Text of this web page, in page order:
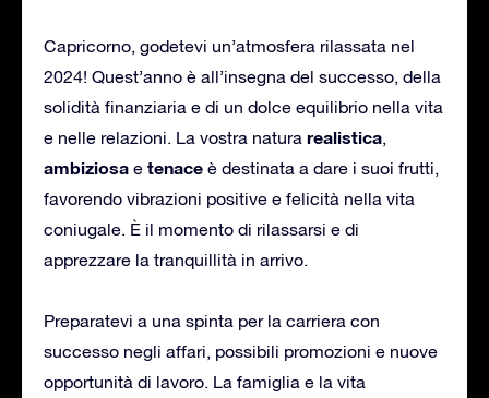
Capricorno, godetevi un’atmosfera rilassata nel
2024! Quest’anno è all’insegna del successo, della
solidità finanziaria e di un dolce equilibrio nella vita
e nelle relazioni. La vostra natura realistica,
ambiziosa e tenace è destinata a dare i suoi frutti,
favorendo vibrazioni positive e felicità nella vita
coniugale. È il momento di rilassarsi e di
apprezzare la tranquillità in arrivo.
Preparatevi a una spinta per la carriera con
successo negli affari, possibili promozioni e nuove
opportunità di lavoro. La famiglia e la vita